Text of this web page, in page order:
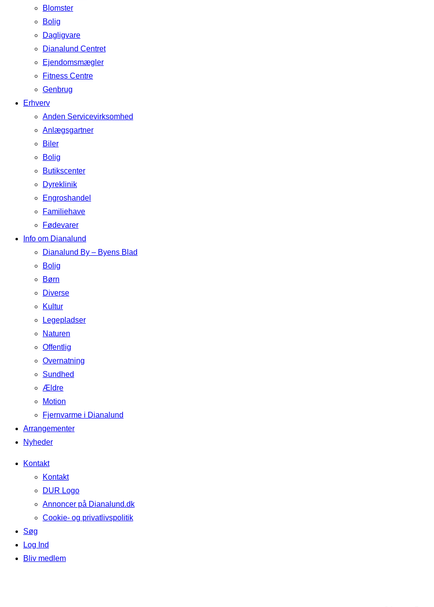
Blomster
Bolig
Dagligvare
Dianalund Centret
Ejendomsmægler
Fitness Centre
Genbrug
Erhverv
Anden Servicevirksomhed
Anlægsgartner
Biler
Bolig
Butikscenter
Dyreklinik
Engroshandel
Familiehave
Fødevarer
Info om Dianalund
Dianalund By – Byens Blad
Bolig
Børn
Diverse
Kultur
Legepladser
Naturen
Offentlig
Overnatning
Sundhed
Ældre
Motion
Fjernvarme i Dianalund
Arrangementer
Nyheder
Kontakt
Kontakt
DUR Logo
Annoncer på Dianalund.dk
Cookie- og privatlivspolitik
Søg
Log Ind
Bliv medlem